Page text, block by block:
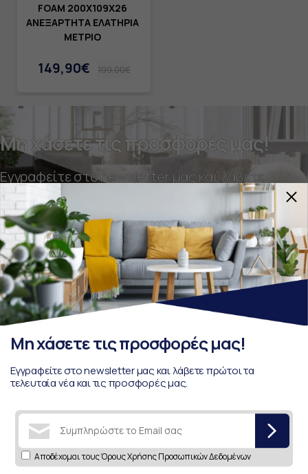
Μη χάσετε τις προσφορές μας!
Εγγραφείτε στο newsletter μας και λάβετε πρώτοι τα
τελευταία νέα και τις προσφορές μας.
Αποδέχομαι τουςΌρους Χρήσης Προσωπικών Δεδομένων
FOAM 200X109Χ26
ΑΝΕΞΑΡΤΗΤΑ ΕΛΑΤΗΡΙΑ
ΜΕΤΡΙΟ
149,90€ 199,00€
Μη χάσετε τις προσφορές μας!
Εγγραφείτε στο newsletter μας και λάβετε
πρώτοι τα τελευταία νέα και τις προσφορές μας.
Αποδέχομαι τους
Όρους Χρήσης Προσωπικών
Δεδομένων
ΚΕΝΤΡΙΚΟ ΚΟΙΛΑ-ΚΟΖΑΝΗΣ
5χλμ Κοζάνης - Πτολεμαΐδας
Τ24610 45800